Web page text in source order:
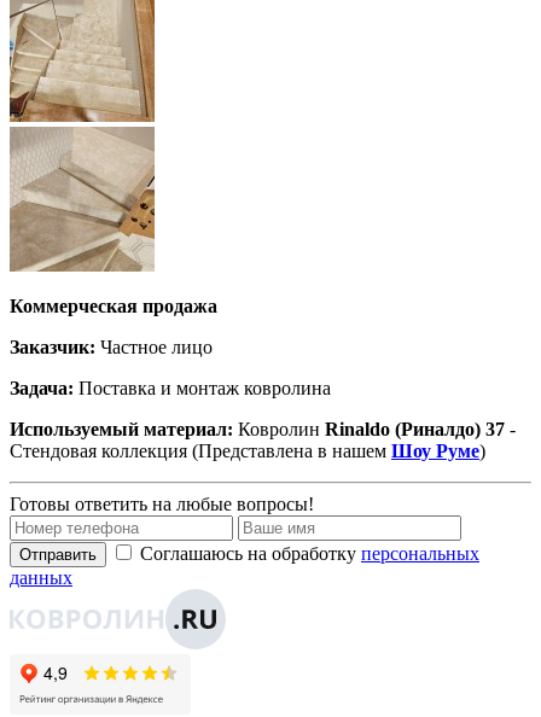
Коммерческая продажа
Заказчик: Частное лицо
Задача: Поставка и монтаж ковролина
Используемый материал: Ковролин Rinaldo (Риналдо) 37 -
Стендовая коллекция (Представлена в нашем Шоу Руме)
Готовы ответить на любые вопросы!
Отправить Соглашаюсь на обработку персональных
данных